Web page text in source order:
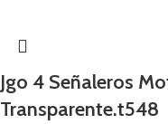
Jgo 4 Señaleros
Transparente.t548